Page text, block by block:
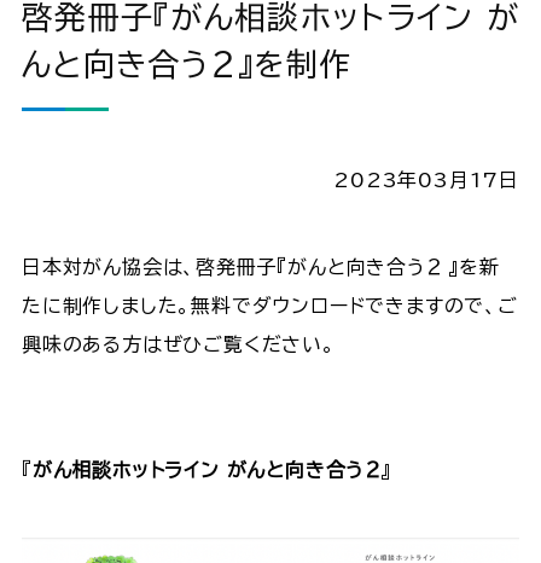
啓発冊子『がん相談ホットライン が
んと向き合う２』を制作
2023年03月17日
日本対がん協会は、啓発冊子『がんと向き合う２ 』を新
たに制作しました。無料でダウンロードできますので、ご
興味のある方はぜひご覧ください。
『がん相談ホットライン がんと向き合う２ 』